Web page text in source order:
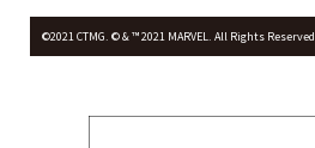
©2021 CTMG. © & ™ 2021 MARVEL. All Rights Reserved.